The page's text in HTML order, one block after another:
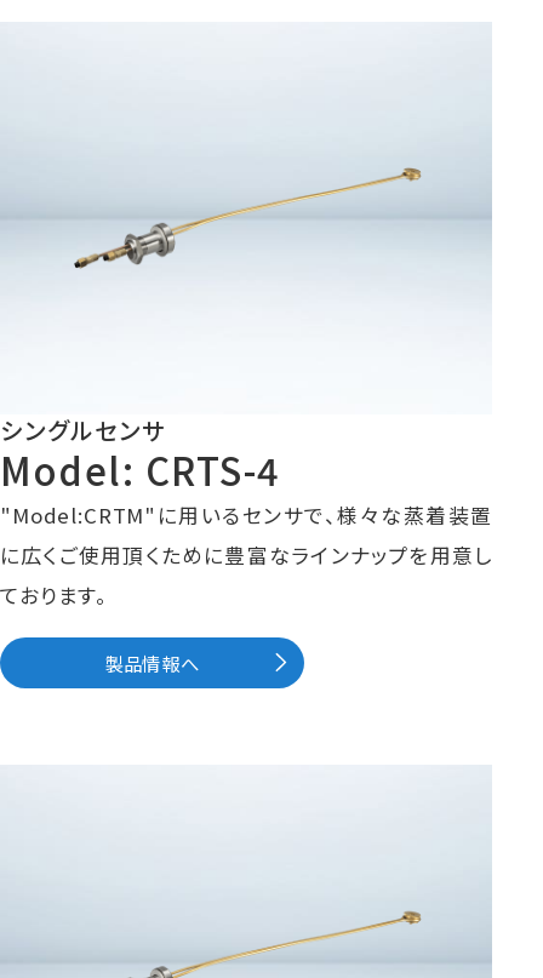
シングルセンサ
Model: CRTS-4
"Model:CRTM"に用いるセンサで、様々な蒸着装置
に広くご使用頂くために豊富なラインナップを用意し
ております。
製品情報へ